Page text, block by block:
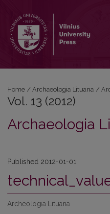
Home / Archaeologia Lituana /
Vol. 13 (2012)
Archaeologia
Published 2012-01-01
Archeologia Lituana